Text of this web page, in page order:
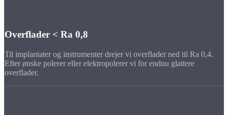
Overflader < Ra 0,8
Til implantater og instrumenter drejer vi overflader ned til Ra 0,4.
Efter ønske polerer eller elektropolerer vi for endnu glattere
overflader.